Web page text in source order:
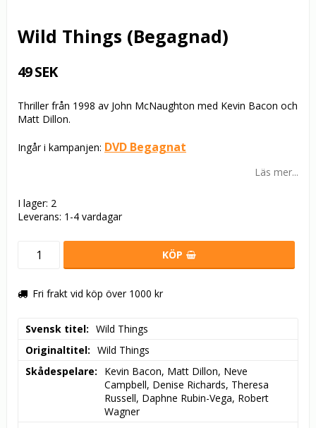
Wild Things (Begagnad)
49 SEK
Thriller från 1998 av John McNaughton med Kevin Bacon och
Matt Dillon.
Ingår i kampanjen: DVD Begagnat
Läs mer...
I lager: 2
Leverans: 1-4 vardagar
KÖP
Fri frakt vid köp över 1000 kr
Svensk titel
Wild Things
Originaltitel
Wild Things
Skådespelare
Kevin Bacon, Matt Dillon, Neve
Campbell, Denise Richards, Theresa
Russell, Daphne Rubin-Vega, Robert
Wagner